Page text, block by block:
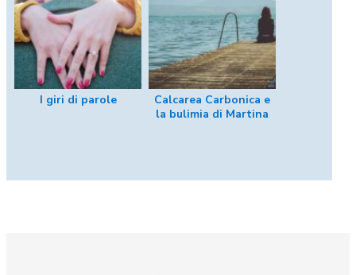
I giri di parole
Calcarea Carbonica e
la bulimia di Martina